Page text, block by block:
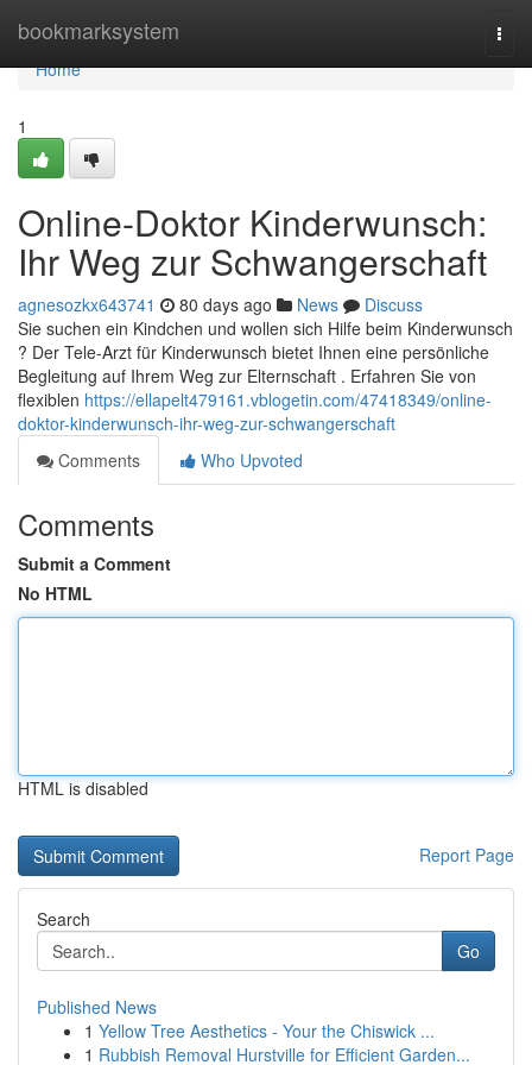
bookmarksystem
Home
Home
1
Online-Doktor Kinderwunsch:
Ihr Weg zur Schwangerschaft
agnesozkx643741 80 days ago News
Discuss
Sie suchen ein Kindchen und wollen sich Hilfe beim Kinderwunsch
? Der Tele-Arzt für Kinderwunsch bietet Ihnen eine persönliche
Begleitung auf Ihrem Weg zur Elternschaft . Erfahren Sie von
flexiblen https://ellapelt479161.vblogetin.com/47418349/online-
doktor-kinderwunsch-ihr-weg-zur-schwangerschaft
Comments
Who Upvoted
Comments
Submit a Comment
No HTML
HTML is disabled
Report Page
Search
Go
Published News
1 Yellow Tree Aesthetics - Your the Chiswick ...
1 Rubbish Removal Hurstville for Efficient Garden...